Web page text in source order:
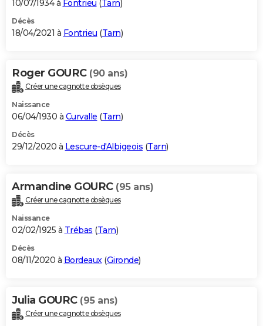
10/07/1934 à Fontrieu (Tarn)
Décès
18/04/2021 à Fontrieu (Tarn)
Roger GOURC (90 ans)
Créer une cagnotte obsèques
Naissance
06/04/1930 à Curvalle (Tarn)
Décès
29/12/2020 à Lescure-d'Albigeois (Tarn)
Armandine GOURC (95 ans)
Créer une cagnotte obsèques
Naissance
02/02/1925 à Trébas (Tarn)
Décès
08/11/2020 à Bordeaux(Gironde)
Julia GOURC (95 ans)
Créer une cagnotte obsèques